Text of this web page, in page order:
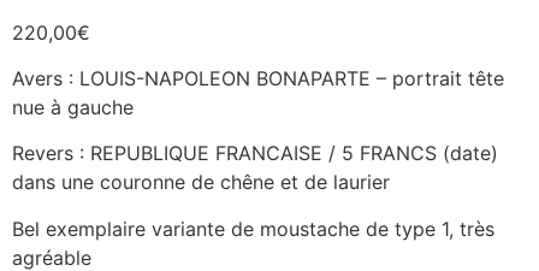
220,00€
Avers : LOUIS-NAPOLEON BONAPARTE – portrait tête
nue à gauche
Revers : REPUBLIQUE FRANCAISE / 5 FRANCS (date)
dans une couronne de chêne et de laurier
Bel exemplaire variante de moustache de type 1, très
agréable